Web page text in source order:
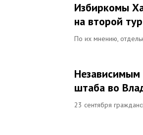
Избиркомы
на второй
По их мнению,
Независимым
штаба во
23 сентября